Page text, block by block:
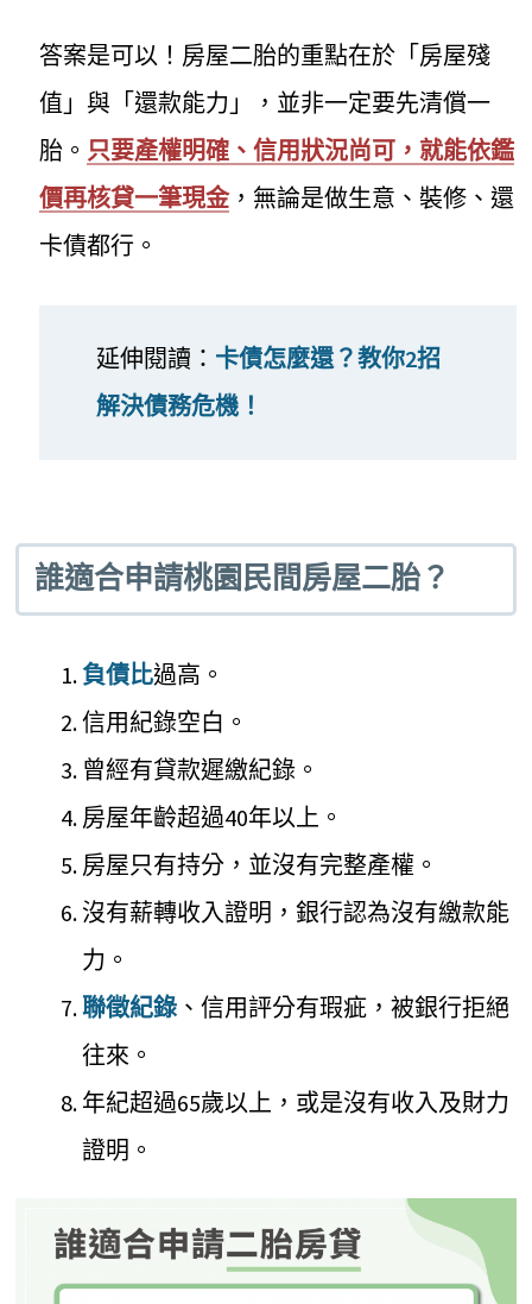
答案是可以！房屋二胎的重點在於「房屋殘
值」與「還款能力」，並非一定要先清償一
胎。 只要產權明確、信用狀況尚可，就能依鑑
價再核貸一筆現金，無論是做生意、裝修、還
卡債都行。
延伸閱讀： 卡債怎麼還？教你2招
解決債務危機！
誰適合申請桃園民間房屋二胎？
負債比過高。
信用紀錄空白。
曾經有貸款遲繳紀錄。
房屋年齡超過40年以上。
房屋只有持分，並沒有完整產權。
沒有薪轉收入證明，銀行認為沒有繳款能
力。
聯徵紀錄 、信用評分有瑕疵，被銀行拒絕
往來。
年紀超過65歲以上，或是沒有收入及財力
證明。